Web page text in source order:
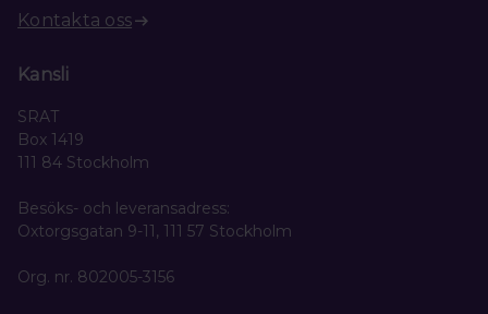
Kontakta oss
Kansli
SRAT
Box 1419
111 84 Stockholm
Besöks- och leveransadress:
Oxtorgsgatan 9-11, 111 57 Stockholm
Org. nr. 802005-3156